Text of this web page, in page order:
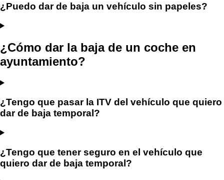
¿Puedo dar de baja un vehículo sin papeles?
¿Cómo dar la baja de un coche en
ayuntamiento?
¿Tengo que pasar la ITV del vehículo que quiero
dar de baja temporal?
¿Tengo que tener seguro en el vehículo que
quiero dar de baja temporal?